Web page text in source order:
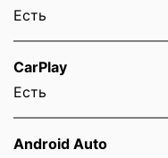
Eсть
CarPlay
Есть
Android Auto